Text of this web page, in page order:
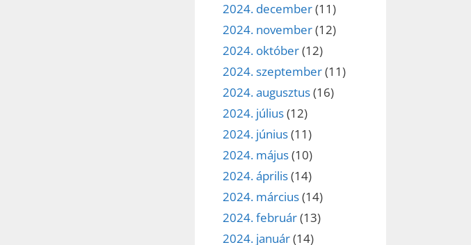
2024. december(11)
2024. november(12)
2024. október(12)
2024. szeptember(11)
2024. augusztus(16)
2024. július(12)
2024. június(11)
2024. május(10)
2024. április(14)
2024. március(14)
2024. február(13)
2024. január(14)